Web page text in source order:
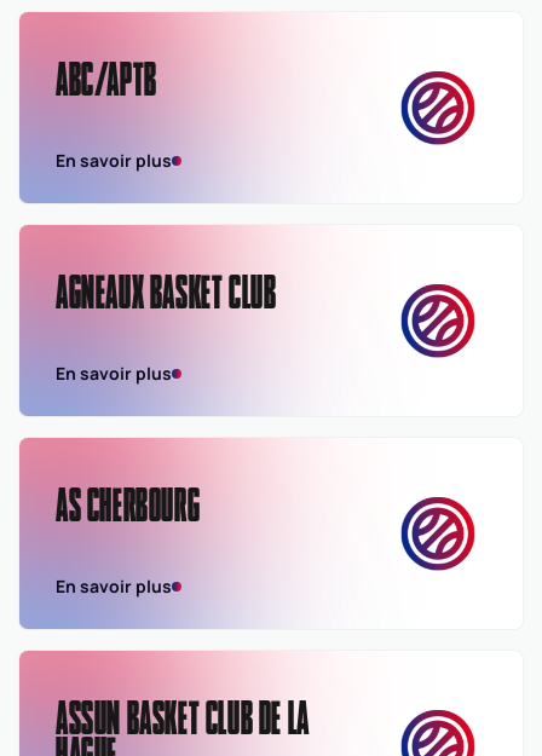
ABC/APTB
En savoir plus
AGNEAUX BASKET CLUB
En savoir plus
AS CHERBOURG
En savoir plus
ASSUN BASKET CLUB DE LA